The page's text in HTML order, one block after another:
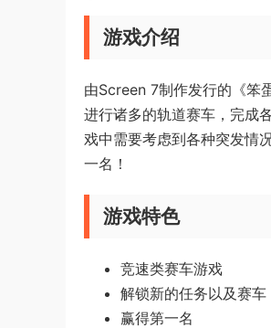
游戏介绍
由Screen 7制作发行的《笨
进行诸多的轨道赛车，完成
戏中需要考虑到各种突发情
一名！
游戏特色
竞速类赛车游戏
解锁新的任务以及赛车
赢得第一名